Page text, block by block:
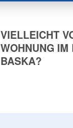
VIELLEICHT
WOHNUNG
BASKA?